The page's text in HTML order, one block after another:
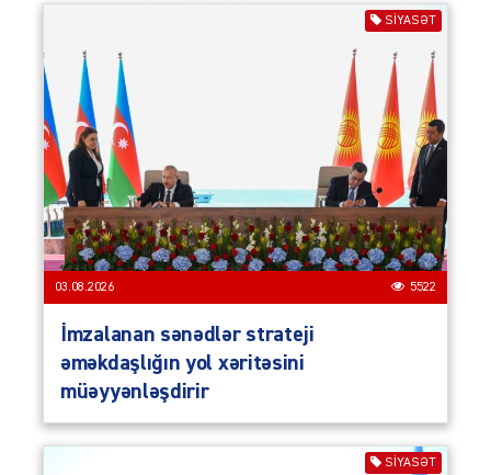
SIYASƏT
03.08.2026 5522
İmzalanan sənədlər strateji
əməkdaşlığın yol xəritəsini
müəyyənləşdirir
SIYASƏT